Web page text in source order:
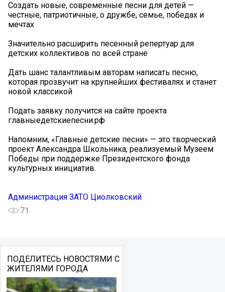
️Создать новые, современные песни для детей —
честные, патриотичные, о дружбе, семье, победах и
мечтах
️Значительно расширить песенный репертуар для
детских коллективов по всей стране
️Дать шанс талантливым авторам написать песню,
которая прозвучит на крупнейших фестивалях и станет
новой классикой
Подать заявку получится на сайте проекта
главныедетскиепесни.рф
Напомним, «Главные детские песни» — это творческий
проект Александра Школьника, реализуемый Музеем
Победы при поддержке Президентского фонда
культурных инициатив.
Администрация ЗАТО Циолковский
71
ПОДЕЛИТЕСЬ НОВОСТЯМИ С
ЖИТЕЛЯМИ ГОРОДА